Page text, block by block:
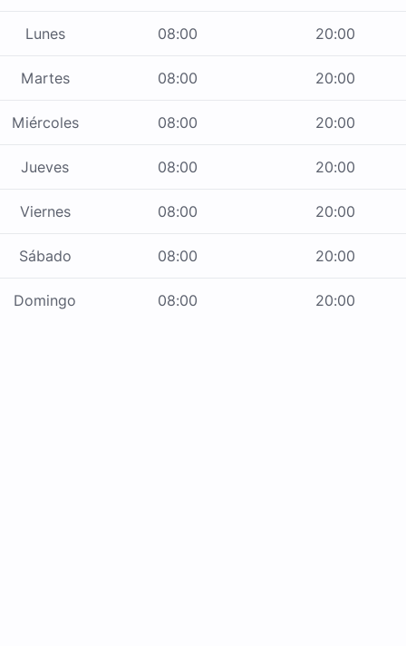
Lunes 08:00 20:00
Martes 08:00 20:00
Miércoles 08:00 20:00
Jueves 08:00 20:00
Viernes 08:00 20:00
Sábado 08:00 20:00
Domingo 08:00 20:00